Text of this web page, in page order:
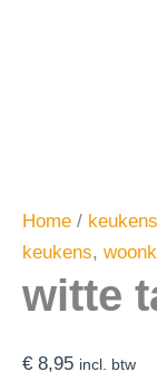
Home / keukens
keukens,
witte
€ 8,95 incl. btw